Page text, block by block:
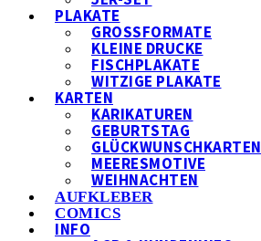
PLAKATE
GROSSFORMATE
KLEINE DRUCKE
FISCHPLAKATE
WITZIGE PLAKATE
KARTEN
KARIKATUREN
GEBURTSTAG
GLÜCKWUNSCHKARTEN
MEERESMOTIVE
WEIHNACHTEN
AUFKLEBER
COMICS
INFO